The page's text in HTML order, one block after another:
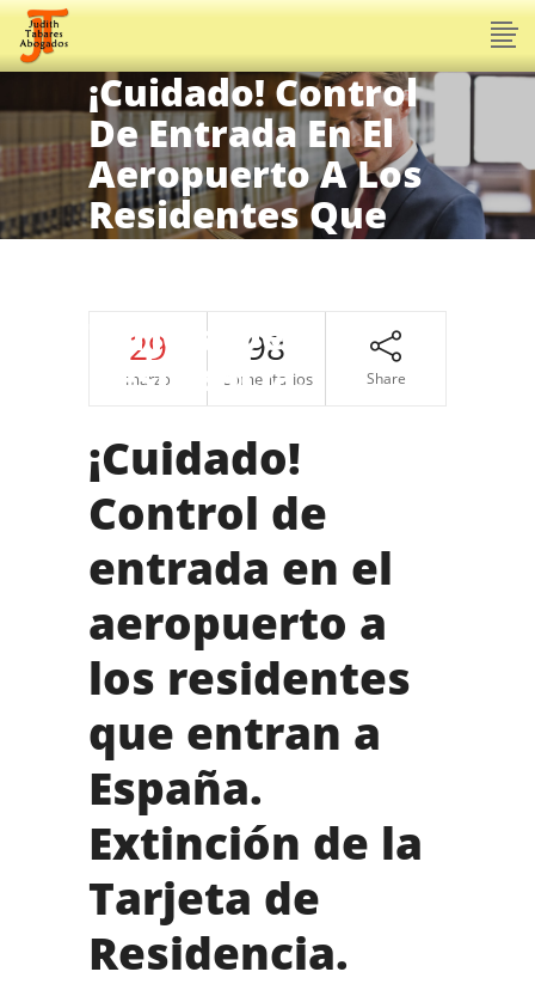
¡Cuidado! Control
De Entrada En El
Aeropuerto A Los
Residentes Que
Entran A España.
Tarjeta De
Residencia.
29
marzo
98
Comentarios Share
¡Cuidado!
Control de
entrada en el
aeropuerto a
los residentes
que entran a
España.
Extinción de la
Tarjeta de
Residencia.